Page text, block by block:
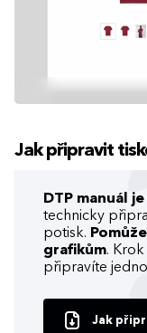
Jak připravit
DTP manuál
technicky
potisk.
grafikům.
připravíte
Jak